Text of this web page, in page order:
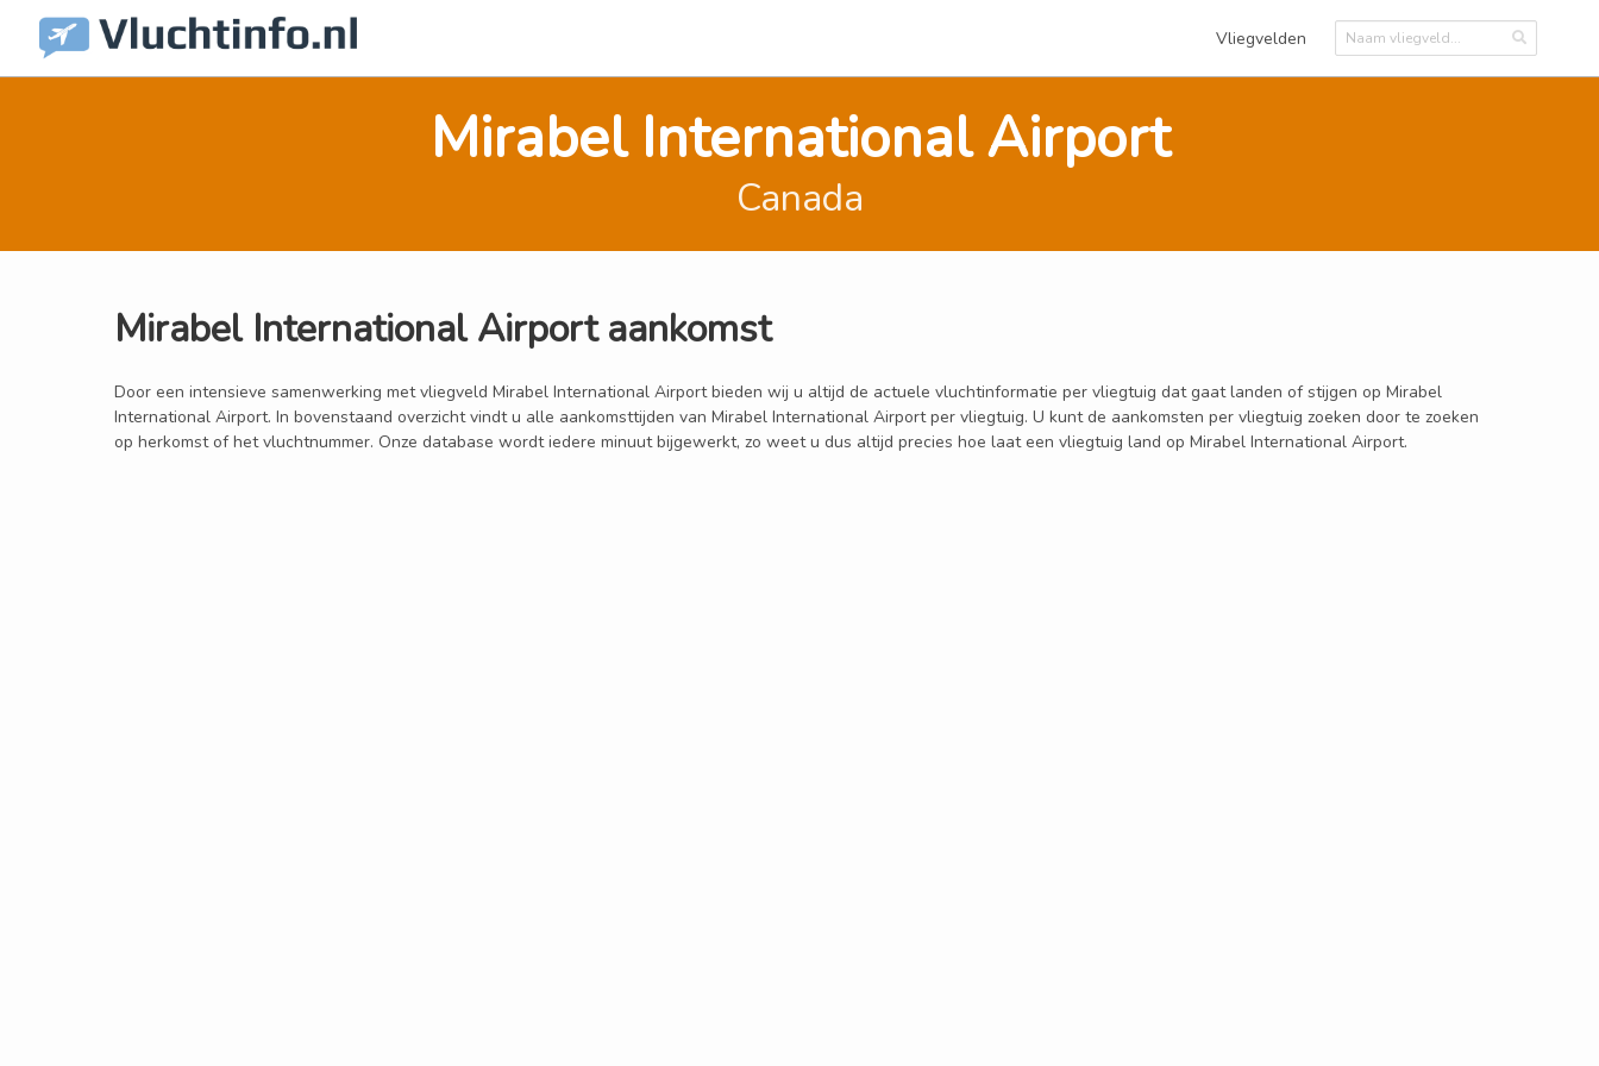
Vliegvelden
Mirabel International Airport
Canada
Mirabel International Airport aankomst
Door een intensieve samenwerking met vliegveld Mirabel International Airport bieden wij u altijd de actuele vluchtinformatie per vliegtuig dat gaat landen of stijgen op Mirabel
International Airport. In bovenstaand overzicht vindt u alle aankomsttijden van Mirabel International Airport per vliegtuig. U kunt de aankomsten per vliegtuig zoeken door te zoeken
op herkomst of het vluchtnummer. Onze database wordt iedere minuut bijgewerkt, zo weet u dus altijd precies hoe laat een vliegtuig land op Mirabel International Airport.